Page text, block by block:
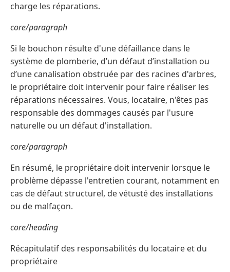
charge les réparations.
core/paragraph
Si le bouchon résulte d'une défaillance dans le
système de plomberie, d’un défaut d’installation ou
d’une canalisation obstruée par des racines d'arbres,
le propriétaire doit intervenir pour faire réaliser les
réparations nécessaires. Vous, locataire, n'êtes pas
responsable des dommages causés par l'usure
naturelle ou un défaut d'installation.
core/paragraph
En résumé, le propriétaire doit intervenir lorsque le
problème dépasse l'entretien courant, notamment en
cas de défaut structurel, de vétusté des installations
ou de malfaçon.
core/heading
Récapitulatif des responsabilités du locataire et du
propriétaire